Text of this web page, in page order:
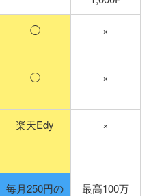
◯ ×
◯ ×
楽天Edy ×
毎月250円の
最高100万